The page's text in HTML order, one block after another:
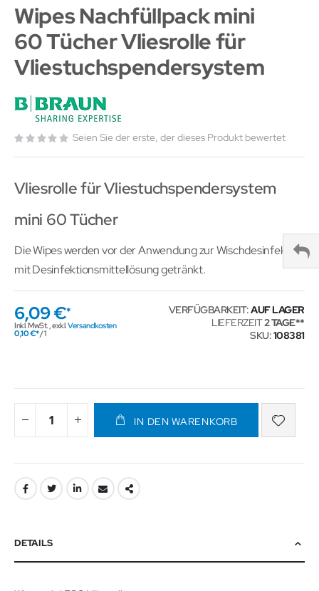
Wipes Nachfüllpack mini
60 Tücher Vliesrolle für
Vliestuchspendersystem
Seien Sie der erste, der dieses Produkt bewertet
Vliesrolle für Vliestuchspendersystem
mini 60 Tücher
Die Wipes werden vor der Anwendung zur Wischdesinfektion
mit Desinfektionsmittellösung getränkt.
6,09 €
Inkl. MwSt.,exkl.Versandkosten
0,10 € / 1
VERFÜGBARKEIT:AUF LAGER
LIEFERZEIT2 TAGE
SKU 108381
IN DEN WARENKORB
DETAILS